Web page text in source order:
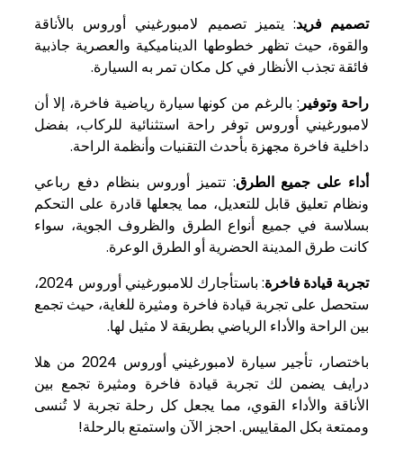
تصميم فريد: يتميز تصميم لامبورغيني أوروس بالأناقة
والقوة، حيث تظهر خطوطها الديناميكية والعصرية جاذبية
فائقة تجذب الأنظار في كل مكان تمر به السيارة.
راحة وتوفير: بالرغم من كونها سيارة رياضية فاخرة، إلا أن
لامبورغيني أوروس توفر راحة استثنائية للركاب، بفضل
داخلية فاخرة مجهزة بأحدث التقنيات وأنظمة الراحة.
أداء على جميع الطرق: تتميز أوروس بنظام دفع رباعي
ونظام تعليق قابل للتعديل، مما يجعلها قادرة على التحكم
بسلاسة في جميع أنواع الطرق والظروف الجوية، سواء
كانت طرق المدينة الحضرية أو الطرق الوعرة.
تجربة قيادة فاخرة
: باستأجارك للامبورغيني أوروس 2024،
ستحصل على تجربة قيادة فاخرة ومثيرة للغاية، حيث تجمع
بين الراحة والأداء الرياضي بطريقة لا مثيل لها.
باختصار، تأجير سيارة لامبورغيني أوروس 2024 من هلا
درايف يضمن لك تجربة قيادة فاخرة ومثيرة تجمع بين
الأناقة والأداء القوي، مما يجعل كل رحلة تجربة لا تُنسى
وممتعة بكل المقاييس. احجز الآن واستمتع بالرحلة!